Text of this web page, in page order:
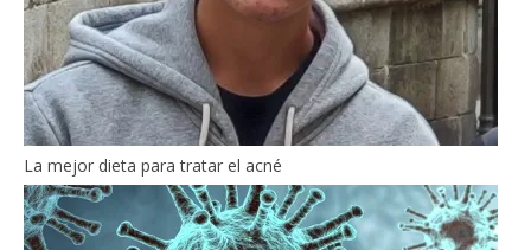
La mejor dieta para tratar el acné